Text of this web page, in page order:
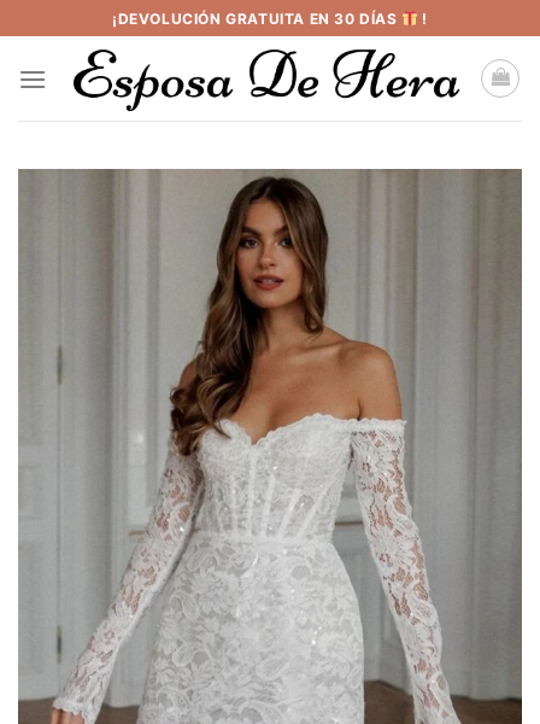
al
contenido
¡DEVOLUCIÓN GRATUITA EN 30 DÍAS !